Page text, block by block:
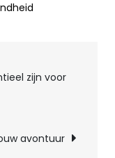
zijn voor
avontuur